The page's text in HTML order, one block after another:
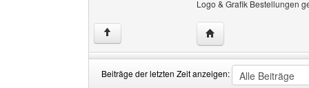
Logo & Grafik Bestellungen
↑ Website dieses
Beiträge der letzten Zeit anzeigen: